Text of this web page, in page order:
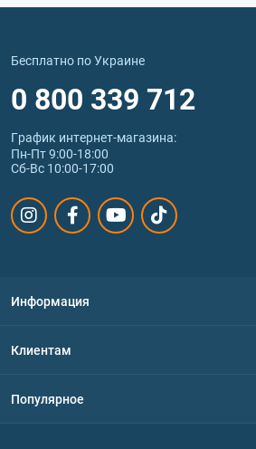
Бесплатно по Украине
0 800 339 712
График интернет‑магазина:
Пн-Пт 9:00-18:00
Сб-Вс 10:00-17:00
Информация
Политика конфиденциальности
Клиентам
Популярное